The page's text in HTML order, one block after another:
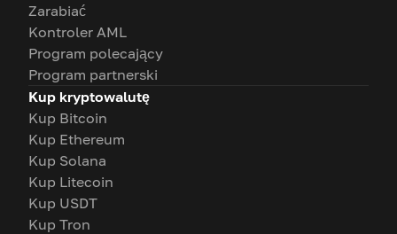
Zarabiać
Kontroler AML
Program polecający
Program partnerski
Kup kryptowalutę
Kup Bitcoin
Kup Ethereum
Kup Solana
Kup Litecoin
Kup USDT
Kup Tron